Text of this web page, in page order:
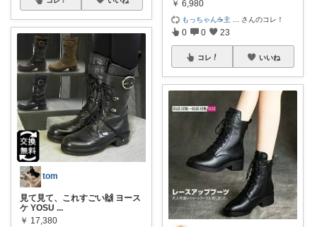
tom
見て見て、これすごい🙌 ヨース
ケ YOSU ...
￥ 17,380
￥ 6,980
もっちゃん☕主 さんのコレ！
0 0 23
コレ いいね